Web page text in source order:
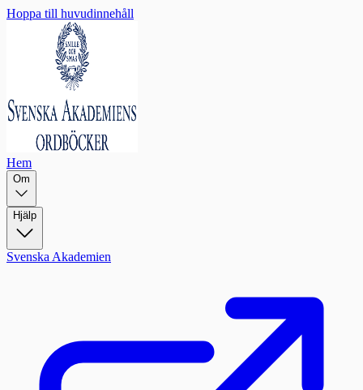
Hoppa till huvudinnehåll
Hem
Om
Hjälp
Svenska Akademien